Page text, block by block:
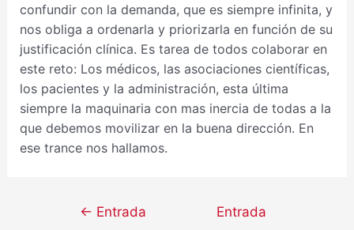
confundir con la demanda, que es siempre infinita, y
nos obliga a ordenarla y priorizarla en función de su
justificación clínica. Es tarea de todos colaborar en
este reto: Los médicos, las asociaciones científicas,
los pacientes y la administración, esta última
siempre la maquinaria con mas inercia de todas a la
que debemos movilizar en la buena dirección. En
ese trance nos hallamos.
← Entrada
Entrada